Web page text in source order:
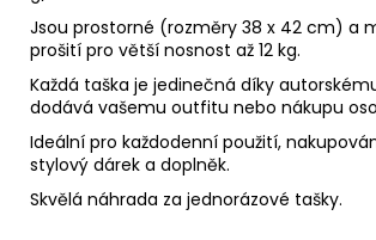
Jsou prostorné (rozměry 38 x 42 cm) a
prošití pro větší nosnost až 12 kg.
Každá taška je jedinečná díky
dodává vašemu outfitu nebo nákupu
Ideální pro každodenní použití,
stylový dárek a doplněk.
Skvělá náhrada za jednorázové tašky.